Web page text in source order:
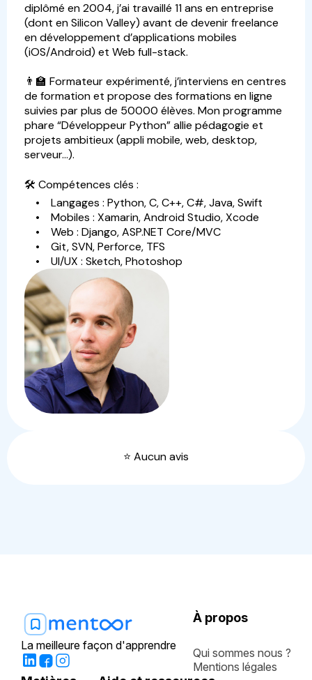
diplômé en 2004, j’ai travaillé 11 ans en entreprise
(dont en Silicon Valley) avant de devenir freelance
en développement d’applications mobiles
(iOS/Android) et Web full-stack.
👨‍🏫 Formateur expérimenté, j’interviens en centres
de formation et propose des formations en ligne
suivies par plus de 50000 élèves. Mon programme
phare “Développeur Python” allie pédagogie et
projets ambitieux (appli mobile, web, desktop,
serveur…).
🛠️ Compétences clés :
• Langages : Python, C, C++, C#, Java, Swift
• Mobiles : Xamarin, Android Studio, Xcode
• Web : Django, ASP.NET Core/MVC
• Git, SVN, Perforce, TFS
• UI/UX : Sketch, Photoshop
⭐️ Aucun avis
La meilleure façon d'apprendre
À propos
Qui sommes nous ?
Mentions légales